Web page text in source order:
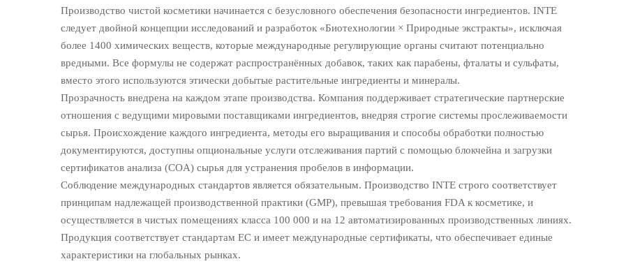
Производство чистой косметики начинается с безусловного обеспечения безопасности ингредиентов. INTE
следует двойной концепции исследований и разработок «Биотехнологии × Природные экстракты», исключая
более 1400 химических веществ, которые международные регулирующие органы считают потенциально
вредными. Все формулы не содержат распространённых добавок, таких как парабены, фталаты и сульфаты,
вместо этого используются этически добытые растительные ингредиенты и минералы.
Прозрачность внедрена на каждом этапе производства. Компания поддерживает стратегические партнерские
отношения с ведущими мировыми поставщиками ингредиентов, внедряя строгие системы прослеживаемости
сырья. Происхождение каждого ингредиента, методы его выращивания и способы обработки полностью
документируются, доступны опциональные услуги отслеживания партий с помощью блокчейна и загрузки
сертификатов анализа (COA) сырья для устранения пробелов в информации.
Соблюдение международных стандартов является обязательным. Производство INTE строго соответствует
принципам надлежащей производственной практики (GMP), превышая требования FDA к косметике, и
осуществляется в чистых помещениях класса 100 000 и на 12 автоматизированных производственных линиях.
Продукция соответствует стандартам ЕС и имеет международные сертификаты, что обеспечивает единые
характеристики на глобальных рынках.